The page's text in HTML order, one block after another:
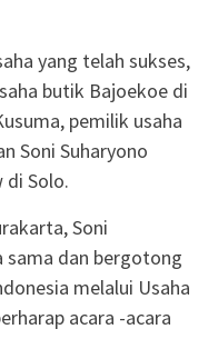
yang telah sukses,
butik Bajoekoe di
pemilik usaha
Soni Suharyono
di Solo.
Soni
sama dan bergotong
melalui Usaha
acara -acara